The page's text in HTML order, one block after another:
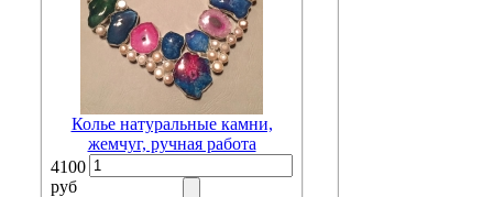
Колье натуральные камни,
жемчуг, ручная работа
4100
руб